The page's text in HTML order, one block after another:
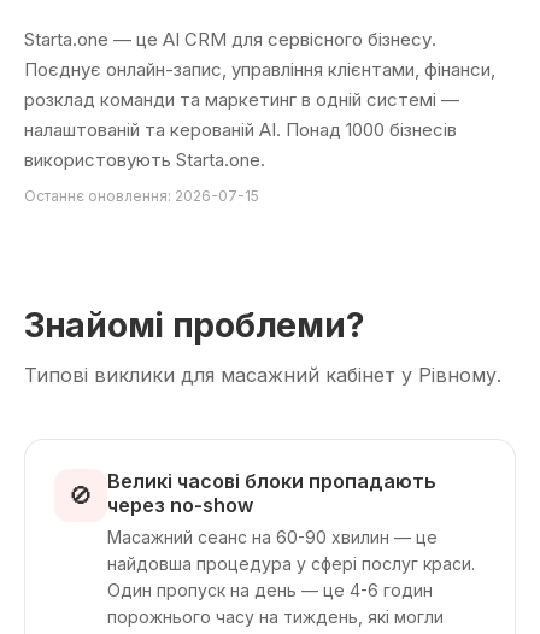
Starta.one — це AI CRM для сервісного бізнесу.
Поєднує онлайн-запис, управління клієнтами, фінанси,
розклад команди та маркетинг в одній системі —
налаштованій та керованій AI. Понад 1000 бізнесів
використовують Starta.one.
Останнє оновлення: 2026-07-15
Знайомі проблеми?
Типові виклики для масажний кабінет у Рівному.
🚫
Великі часові блоки пропадають
через no-show
Масажний сеанс на 60-90 хвилин — це
найдовша процедура у сфері послуг краси.
Один пропуск на день — це 4-6 годин
порожнього часу на тиждень, які могли